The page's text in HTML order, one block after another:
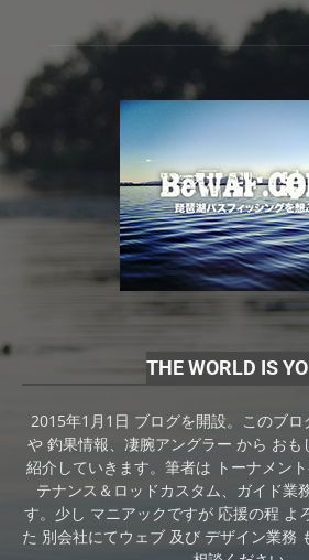
THE WORLD IS
2015年1月1日 ブログを開設。このブ
や 釣果情報、凄腕アングラー から おも
紹介していきます。筆者は トーナメン
テナンス＆ロッドカスタム、ガイド業
す。少し マニアックですが 応援の程 よ
た 別会社にてウェブ 及び デザイン業務